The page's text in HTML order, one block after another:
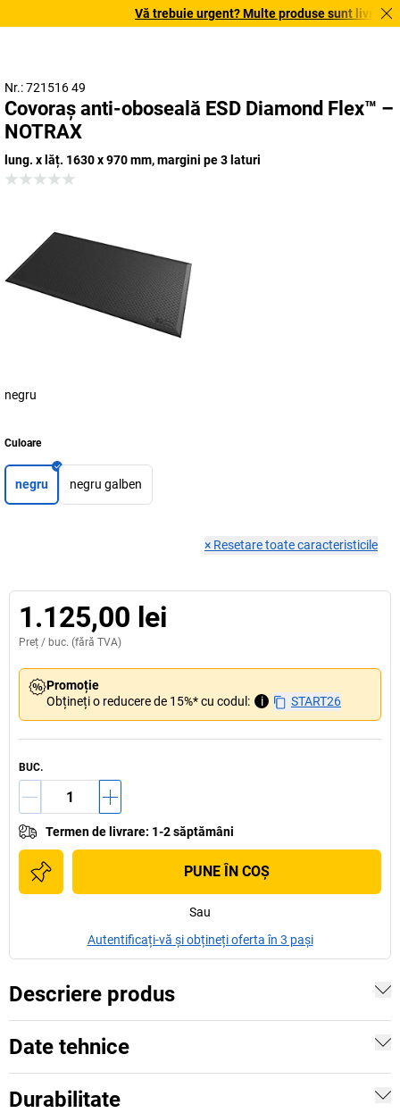
Vă trebuie urgent? Multe produse sunt livrate
Nr.: 721516 49
Covoraș anti-oboseală ESD Diamond Flex™ –
NOTRAX
lung. x lăț. 1630 x 970 mm, margini pe 3 laturi
negru
Culoare
negru negru galben
× Resetare toate caracteristicile
1.125,00 lei
Preț / buc. (fără TVA)
Promoție
Obțineți o reducere de 15%* cu codul:
i START26
BUC.
Termen de livrare: 1-2 săptămâni
PUNE ÎN COŞ
Sau
Autentificați-vă și obțineți oferta în 3 pași
Descriere produs
Date tehnice
Durabilitate